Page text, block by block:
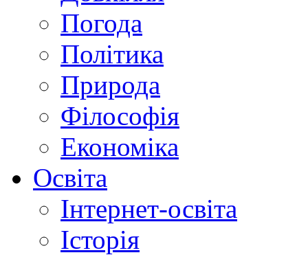
Погода
Політика
Природа
Філософія
Економіка
Освіта
Інтернет-освіта
Історія